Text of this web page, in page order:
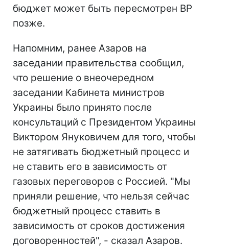
бюджет может быть пересмотрен ВР
позже.
Напомним, ранее Азаров на
заседании правительства сообщил,
что решение о внеочередном
заседании Кабинета министров
Украины было принято после
консультаций с Президентом Украины
Виктором Януковичем для того, чтобы
не затягивать бюджетный процесс и
не ставить его в зависимость от
газовых переговоров с Россией. "Мы
приняли решение, что нельзя сейчас
бюджетный процесс ставить в
зависимость от сроков достижения
договоренностей", - сказал Азаров.